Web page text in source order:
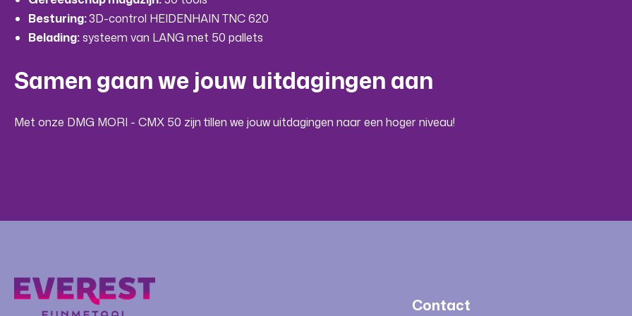
Besturing:3D-control HEIDENHAIN TNC 620
Belading:systeem van LANG met 50 pallets
Samen gaan we jouw uitdagingen aan
Met onze DMG MORI - CMX 50 zijn tillen we jouw uitdagingen naar een hoger niveau!
Contact